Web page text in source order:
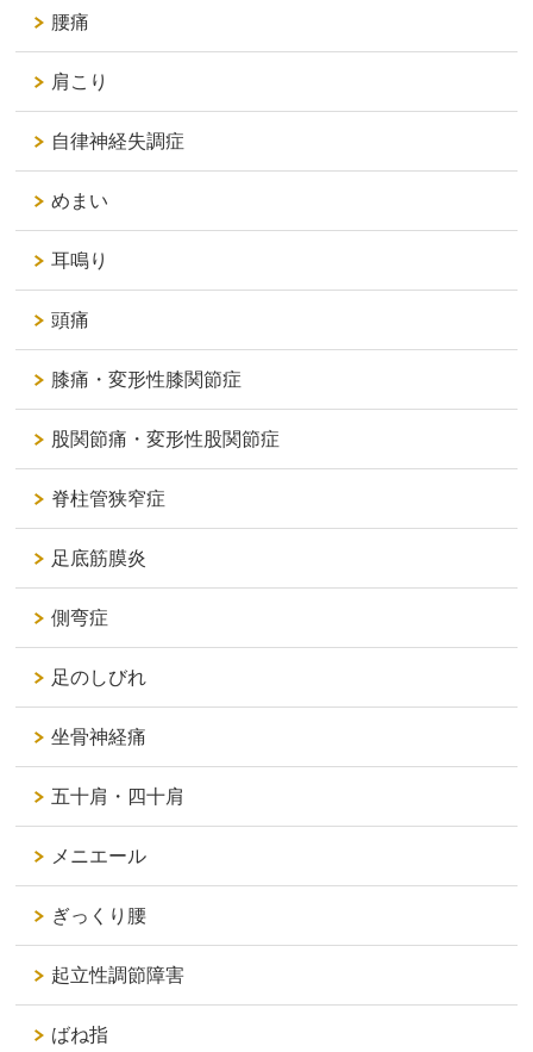
腰痛
肩こり
自律神経失調症
めまい
耳鳴り
頭痛
膝痛・変形性膝関節症
股関節痛・変形性股関節症
脊柱管狭窄症
足底筋膜炎
側弯症
足のしびれ
坐骨神経痛
五十肩・四十肩
メニエール
ぎっくり腰
起立性調節障害
ばね指